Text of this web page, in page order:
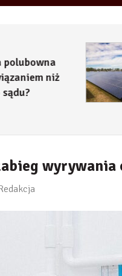
polubowna
niż
wyrywania